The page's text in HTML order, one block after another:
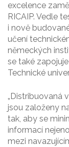
excelence
RICAIP. Vedle
i nově
učení
německých
se také
Technické
„Distribuovaná
jsou založeny
tak, aby se
informací
mezi